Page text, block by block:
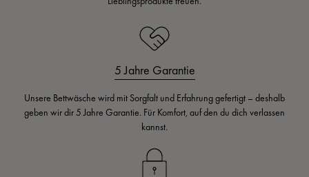
5 Jahre Garantie
Unsere Bettwäsche wird mit Sorgfalt und Erfahrung gefertigt – deshalb
geben wir dir 5 Jahre Garantie. Für Komfort, auf den du dich verlassen
kannst.